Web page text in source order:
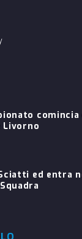
Livorno
ed entra